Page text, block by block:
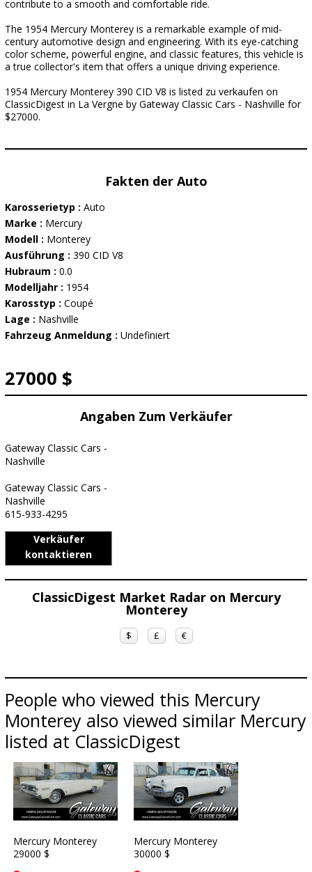
contribute to a smooth and comfortable ride.
The 1954 Mercury Monterey is a remarkable example of mid-
century automotive design and engineering. With its eye-catching
color scheme, powerful engine, and classic features, this vehicle is
a true collector's item that offers a unique driving experience.
1954 Mercury Monterey 390 CID V8 is listed zu verkaufen on
ClassicDigest in La Vergne by Gateway Classic Cars - Nashville for
$27000.
Fakten der Auto
Karosserietyp : Auto
Marke : Mercury
Modell : Monterey
Ausführung : 390 CID V8
Hubraum : 0.0
Modelljahr : 1954
Karosstyp : Coupé
Lage : Nashville
Fahrzeug Anmeldung : Undefiniert
27000 $
Angaben Zum Verkäufer
Gateway Classic Cars -
Nashville
Gateway Classic Cars -
Nashville
615-933-4295
Verkäufer
kontaktieren
ClassicDigest Market Radar on Mercury
Monterey
$ £ €
People who viewed this Mercury
Monterey also viewed similar Mercury
listed at ClassicDigest
Mercury Monterey
29000 $
Mercury Monterey
30000 $